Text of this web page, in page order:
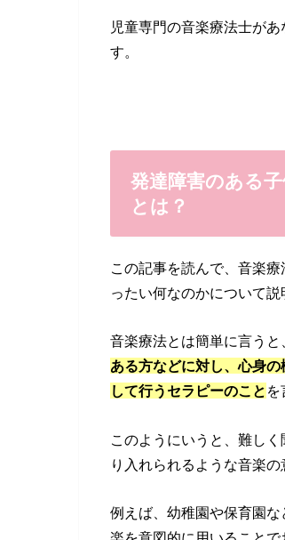
児童専門の音楽療法士が
す。
発達障害のある
とは？
この記事を読んで、音楽
ったい何なのかについて説
音楽療法とは簡単に言うと
ある方などに対し、心身
して行うセラピーのこと を
このようにいうと、難し
り入れられるような音楽
例えば、幼稚園や保育園